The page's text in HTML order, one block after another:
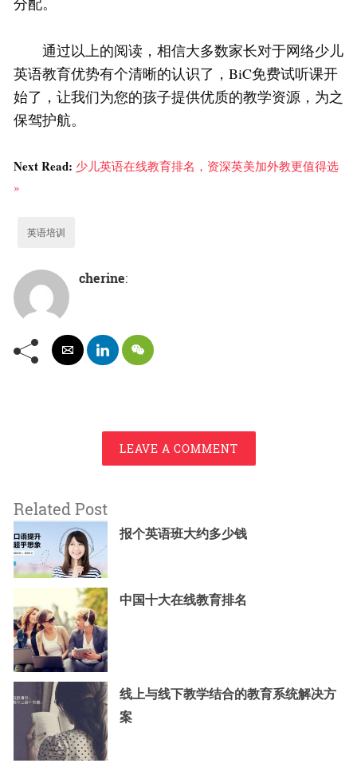
通过以上的阅读，相信大多数家长对于网络少儿
英语教育优势有个清晰的认识了，BiC免费试听课开
始了，让我们为您的孩子提供优质的教学资源，为之
保驾护航。
Next Read: 少儿英语在线教育排名，资深英美加外教更值得选
»
英语培训
cherine:
LEAVE A COMMENT
Related Post
报个英语班大约多少钱
中国十大在线教育排名
线上与线下教学结合的教育系统解决方
案